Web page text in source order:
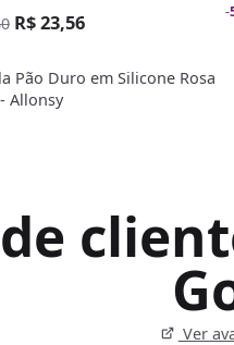
-
R$ 23,56
Pão Duro em Silicone Rosa
Allonsy
Ver